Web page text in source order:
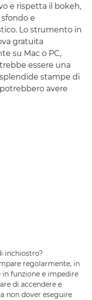
e rispetta il bokeh,
e
Lo strumento in
gratuita
su Mac o PC,
essere una
stampe di
avere
inchiostro?
regolarmente, in
funzione e impedire
di accendere e
non dover eseguire